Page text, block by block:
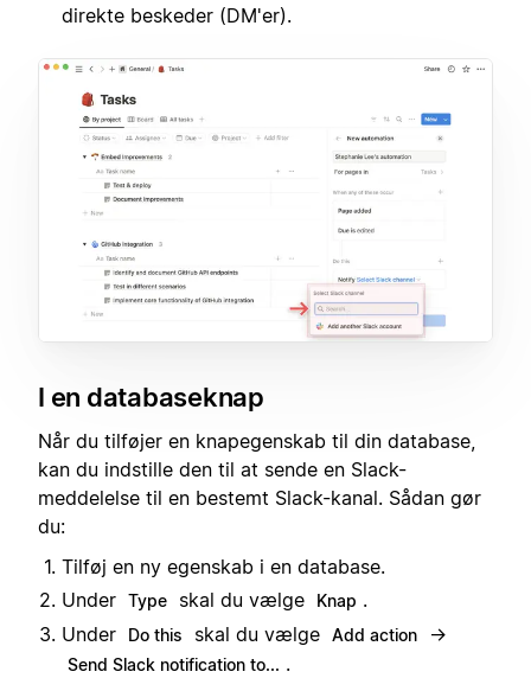
direkte beskeder (DM'er).
I en databaseknap
Når du tilføjer en knapegenskab til din database,
kan du indstille den til at sende en Slack-
meddelelse til en bestemt Slack-kanal. Sådan gør
du:
Tilføj en ny egenskab i en database.
Under Type skal du vælge Knap .
Under
Do this skal du vælge Add action →
Send Slack notification to... .